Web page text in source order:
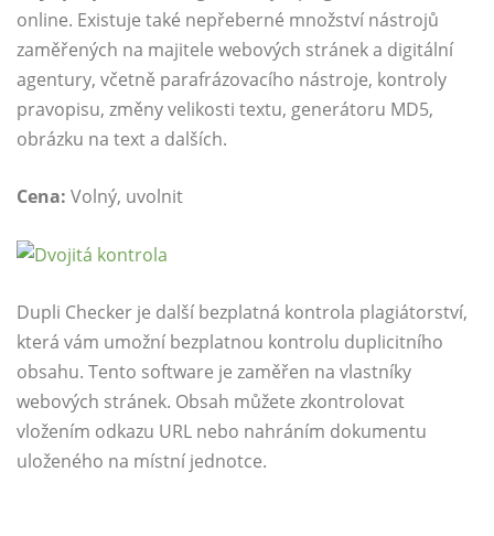
online. Existuje také nepřeberné množství nástrojů
zaměřených na majitele webových stránek a digitální
agentury, včetně parafrázovacího nástroje, kontroly
pravopisu, změny velikosti textu, generátoru MD5,
obrázku na text a dalších.
Cena: Volný, uvolnit
Dupli Checker je další bezplatná kontrola plagiátorství,
která vám umožní bezplatnou kontrolu duplicitního
obsahu. Tento software je zaměřen na vlastníky
webových stránek. Obsah můžete zkontrolovat
vložením odkazu URL nebo nahráním dokumentu
uloženého na místní jednotce.